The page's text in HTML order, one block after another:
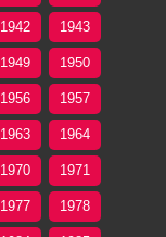
1942 1943
1949 1950
1956 1957
1963 1964
1970 1971
1977 1978